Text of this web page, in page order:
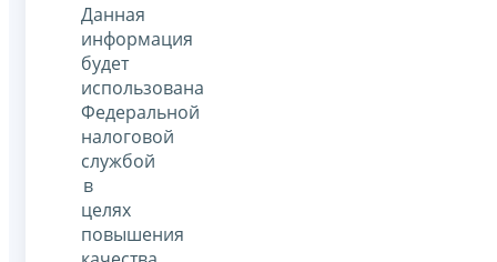
Данная
информация
будет
использована
Федеральной
налоговой
службой
в
целях
повышения